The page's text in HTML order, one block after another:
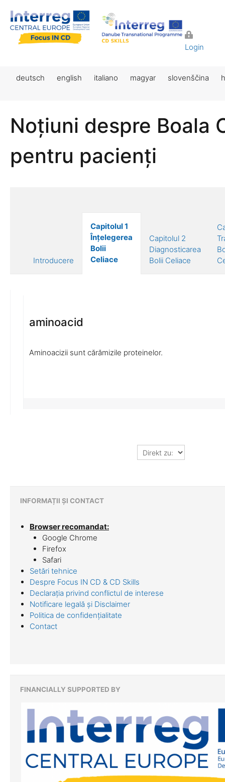
Login
deutsch english italiano magyar slovenščina
Noțiuni despre Boala
pentru pacienți
Introducere
Capitolul 1
Înțelegerea
Bolii
Celiace
Capitolul 2
Diagnosticarea
Bolii Celiace
aminoacid
Aminoacizii sunt cărămizile proteinelor.
Direkt
zu:
INFORMAȚII ȘI CONTACT
Browser recomandat:
Google Chrome
Firefox
Safari
Setări tehnice
Despre Focus IN CD & CD Skills
Declarația privind conflictul de interese
Notificare legală și Disclaimer
Politica de confidențialitate
Contact
FINANCIALLY SUPPORTED BY